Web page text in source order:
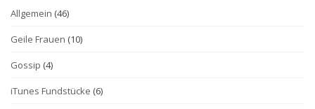
Allgemein (46)
Geile Frauen (10)
Gossip (4)
iTunes Fundstücke (6)